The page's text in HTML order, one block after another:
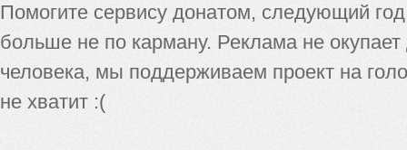
Помогите сервису донатом, следующий
больше не по карману. Реклама не
человека, мы поддерживаем проект на
не хватит :(